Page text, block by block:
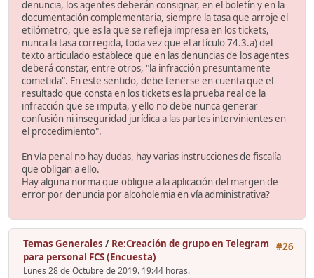
denuncia, los agentes deberán consignar, en el boletín y en la
documentación complementaria, siempre la tasa que arroje el
etilómetro, que es la que se refleja impresa en los tickets,
nunca la tasa corregida, toda vez que el artículo 74.3.a) del
texto articulado establece que en las denuncias de los agentes
deberá constar, entre otros, "la infracción presuntamente
cometida". En este sentido, debe tenerse en cuenta que el
resultado que consta en los tickets es la prueba real de la
infracción que se imputa, y ello no debe nunca generar
confusión ni inseguridad jurídica a las partes intervinientes en
el procedimiento".
En vía penal no hay dudas, hay varias instrucciones de fiscalía
que obligan a ello.
Hay alguna norma que obligue a la aplicación del margen de
error por denuncia por alcoholemia en vía administrativa?
#26
Temas Generales / Re:Creación de grupo en Telegram
para personal FCS (Encuesta)
Lunes 28 de Octubre de 2019. 19:44 horas.